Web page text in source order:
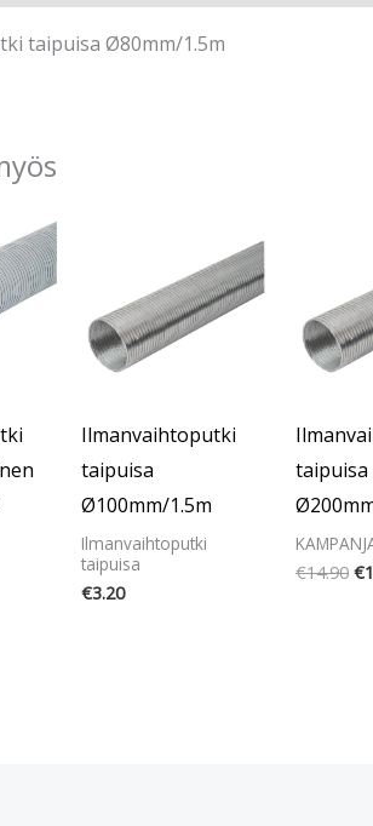
taipuisa Ø80mm/1.5m
Ilmanvaihtoputki
taipuisa
Ø100mm/1.5m
Ilmanvaihtoputki
taipuisa
€3.20
taipuisa
€14.90 €